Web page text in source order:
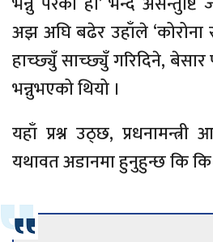
अझ अघि बढेर उहाँले ‘कोरोना
हाच्छ्युँ साच्छ्युँ गरिदिने, बेसार
भन्नुभएको थियो ।
यहाँ प्रश्न उठ्छ, प्रधनामन्त्री
यथावत अडानमा हुनुहुन्छ कि